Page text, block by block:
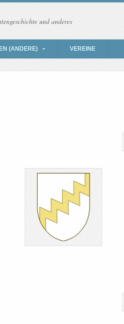
und anderes
(ANDERE) VEREINE